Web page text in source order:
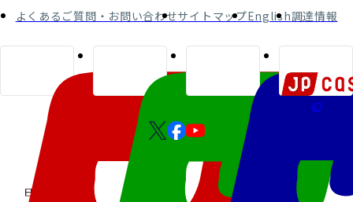
よくあるご質問・お問い合わせサイトマップEnglish調達情報